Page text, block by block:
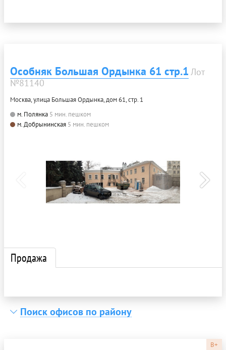
Особняк Большая Ордынка 61 стр.1 Лот
№81140
Москва, улица Большая Ордынка, дом 61, стр. 1
м. Полянка 5 мин. пешком
м. Добрынинская 5 мин. пешком
Продажа
Поиск офисов по району
B+